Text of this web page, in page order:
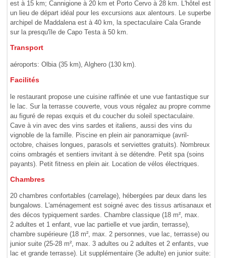
est à 15 km; Cannigione à 20 km et Porto Cervo à 28 km. L'hôtel est
un lieu de départ idéal pour les excursions aux alentours. Le superbe
archipel de Maddalena est à 40 km, la spectaculaire Cala Grande
sur la presqu'île de Capo Testa à 50 km.
Transport
aéroports: Olbia (35 km), Alghero (130 km).
Facilités
le restaurant propose une cuisine raffinée et une vue fantastique sur
le lac. Sur la terrasse couverte, vous vous régalez au propre comme
au figuré de repas exquis et du coucher du soleil spectaculaire.
Cave à vin avec des vins sardes et italiens, aussi des vins du
vignoble de la famille. Piscine en plein air panoramique (avril-
octobre, chaises longues, parasols et serviettes gratuits). Nombreux
coins ombragés et sentiers invitant à se détendre. Petit spa (soins
payants). Petit fitness en plein air. Location de vélos électriques.
Chambres
20 chambres confortables (carrelage), hébergées par deux dans les
bungalows. L'aménagement est soigné avec des tissus artisanaux et
des décos typiquement sardes. Chambre classique (18 m², max.
2 adultes et 1 enfant, vue lac partielle et vue jardin, terrasse),
chambre supérieure (18 m², max. 2 personnes, vue lac, terrasse) ou
junior suite (25-28 m², max. 3 adultes ou 2 adultes et 2 enfants, vue
lac et grande terrasse). Lit supplémentaire (3e adulte) en junior suite: